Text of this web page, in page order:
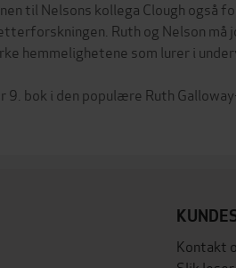
til Nelsons kollega Clough også
Ruth og Nelson må
hemmelighetene som lurer i
9. bok i den populære Ruth
Kontakt